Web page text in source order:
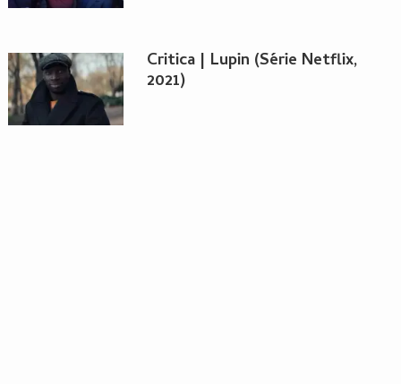
Critica | Lupin (Série Netflix,
2021)